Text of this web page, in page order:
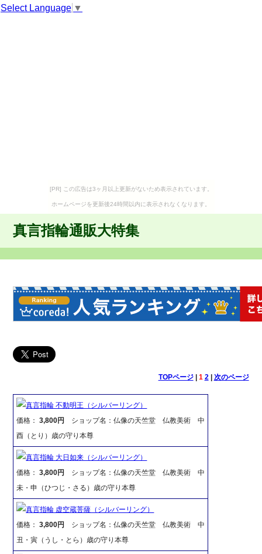
Select Language ▼
[PR] この広告は3ヶ月以上更新がないため表示されています。
ホームページを更新後24時間以内に表示されなくなります。
真言指輪通販大特集
TOPページ| 1 2| 次のページ
真言指輪 不動明王（シルバーリング）
価格：3,800円
ショップ名：仏像の天竺堂 仏教美術 中
酉（とり）歳の守り本尊
真言指輪 大日如来（シルバーリング）
価格：3,800円
ショップ名：仏像の天竺堂 仏教美術 中
未・申（ひつじ・さる）歳の守り本尊
真言指輪 虚空蔵菩薩（シルバーリング）
価格：3,800円
ショップ名：仏像の天竺堂 仏教美術 中
丑・寅（うし・とら）歳の守り本尊